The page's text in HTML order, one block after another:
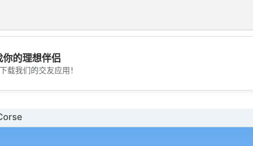
💖
💕
你的理想伴侣
载我们的交友应用！